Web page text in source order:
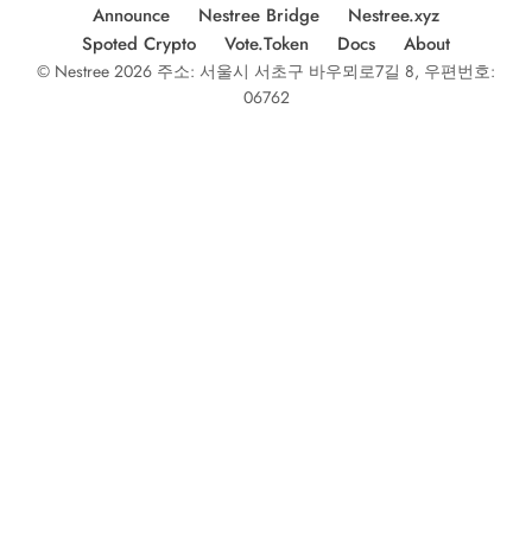
Announce Nestree Bridge
Nestree.xyz
Spoted Crypto
Vote.Token Docs About
© Nestree 2026 주소: 서울시 서초구 바우뫼로7길 8, 우편번호:
06762